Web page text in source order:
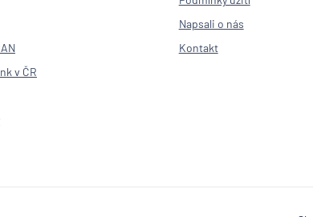
v ČR
Napsali o nás
Kontakt